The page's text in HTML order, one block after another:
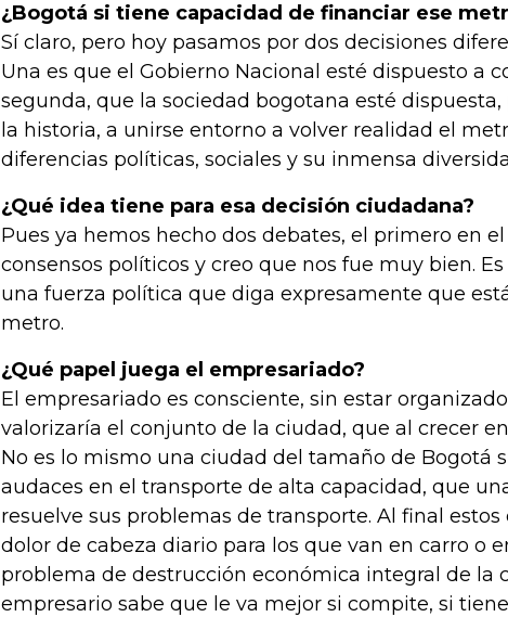
¿Bogotá si tiene capacidad de financiar ese
Sí claro, pero hoy pasamos por dos decisiones
Una es que el Gobierno Nacional esté dispuesto a
segunda, que la sociedad bogotana esté
la historia, a unirse entorno a volver realidad el
diferencias políticas, sociales y su inmensa
¿Qué idea tiene para esa decisión ciudadana?
Pues ya hemos hecho dos debates, el primero en
consensos políticos y creo que nos fue muy bien.
una fuerza política que diga expresamente que
metro.
¿Qué papel juega el empresariado?
El empresariado es consciente, sin estar
valorizaría el conjunto de la ciudad, que al crecer
No es lo mismo una ciudad del tamaño de Bogotá
audaces en el transporte de alta capacidad, que
resuelve sus problemas de transporte. Al final estos
dolor de cabeza diario para los que van en carro o
problema de destrucción económica integral de la
empresario sabe que le va mejor si compite, si